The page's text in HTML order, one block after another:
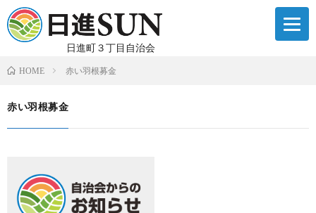
日進町３丁目自治会
HOME 赤い羽根募金
赤い羽根募金